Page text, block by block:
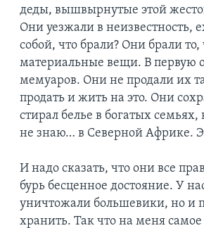
деды, вышвырнутые этой
Они уезжали в неизвестность,
собой, что брали? Они брали
материальные вещи. В первую
мемуаров. Они не продали их
продать и жить на это. Они
стирал белье в богатых
не знаю… в Северной Африке.
И надо сказать, что они все
бурь бесценное достояние. У
уничтожали большевики, но и
хранить. Так что на меня